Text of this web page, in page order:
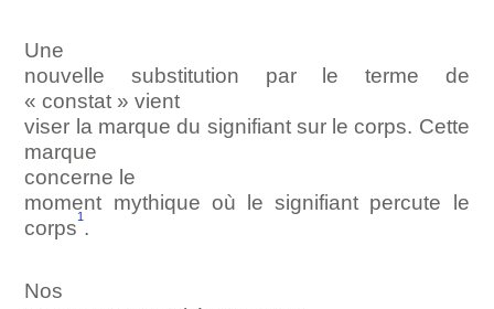
Une
nouvelle substitution par le terme de
« constat » vient
viser la marque du signifiant sur le corps. Cette
marque
concerne le
moment mythique où le signifiant percute le
corps1 .
Nos